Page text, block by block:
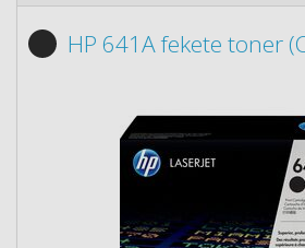
HP 641A fekete toner